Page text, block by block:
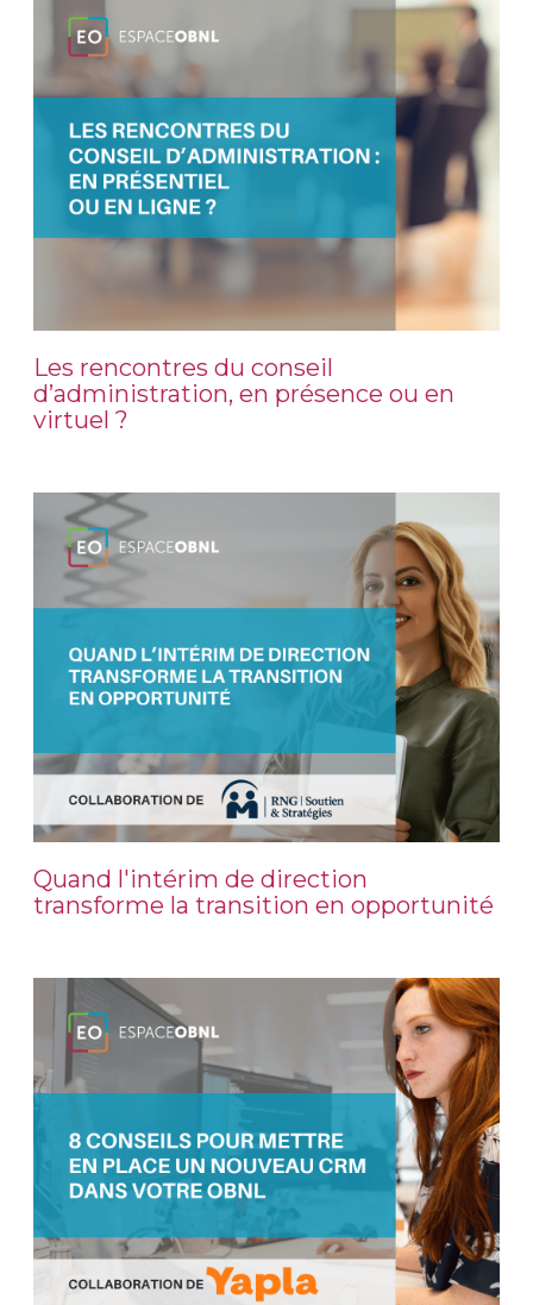
Les rencontres du conseil
d’administration, en présence ou en
virtuel ?
Quand l'intérim de direction
transforme la transition en opportunité